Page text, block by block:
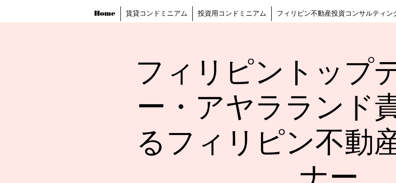
Home 賃貸コンドミニアム 投資用コンドミニアム フィリピン不動産投資コンサルティン
フィリピントップ
ー・アヤラランド
るフィリピン不動